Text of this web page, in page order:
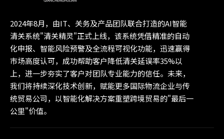
2024年8月，由IT、关务及产品团队联合打造的AI智能
清关系统"清关精灵"正式上线，该系统凭借精准的自动
化申报、智能风险预警及全流程可视化功能，迅速赢得
市场高度认可，成功帮助客户降低清关延误率35%以
上，进一步夯实了客户对团队专业能力的信任。未来，
我们将持续深化技术创新，赋能更多国际物流企业与传
统贸易公司，以智能化解决方案重塑跨境贸易的"最后一
公里"价值。